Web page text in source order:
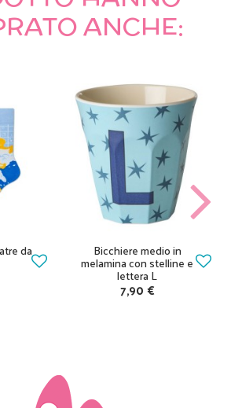
ANCHE:
da Bicchiere medio in
melamina con stelline e
lettera L
7,90 €